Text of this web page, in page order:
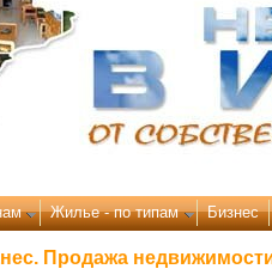
Жилье - по типам Бизнес
Продажа